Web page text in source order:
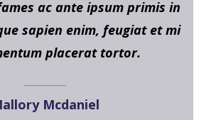
ac ante ipsum primis in
sapien enim, feugiat et mi
placerat tortor.
Mcdaniel